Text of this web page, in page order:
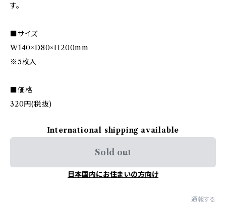
す。
■サイズ
W140×D80×H200mm
※5枚入
■価格
320円(税抜)
International shipping available
Sold out
日本国内にお住まいの方向け
通報する